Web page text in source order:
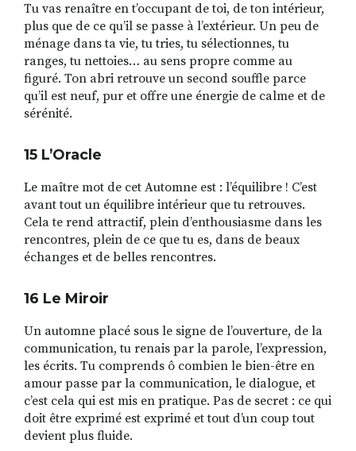
Tu vas renaître en t’occupant de toi, de ton intérieur,
plus que de ce qu’il se passe à l’extérieur. Un peu de
ménage dans ta vie, tu tries, tu sélectionnes, tu
ranges, tu nettoies… au sens propre comme au
figuré. Ton abri retrouve un second souffle parce
qu’il est neuf, pur et offre une énergie de calme et de
sérénité.
15 L’Oracle
Le maître mot de cet Automne est : l’équilibre ! C’est
avant tout un équilibre intérieur que tu retrouves.
Cela te rend attractif, plein d’enthousiasme dans les
rencontres, plein de ce que tu es, dans de beaux
échanges et de belles rencontres.
16 Le Miroir
Un automne placé sous le signe de l’ouverture, de la
communication, tu renais par la parole, l’expression,
les écrits. Tu comprends ô combien le bien-être en
amour passe par la communication, le dialogue, et
c’est cela qui est mis en pratique. Pas de secret : ce qui
doit être exprimé est exprimé et tout d’un coup tout
devient plus fluide.